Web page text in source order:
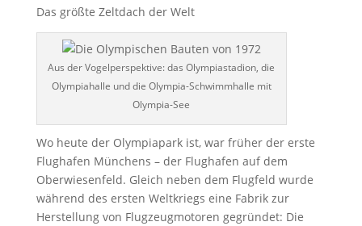
Das größte Zeltdach der Welt
Aus der Vogelperspektive: das Olympiastadion, die
Olympiahalle und die Olympia-Schwimmhalle mit
Olympia-See
Wo heute der Olympiapark ist, war früher der erste
Flughafen Münchens – der Flughafen auf dem
Oberwiesenfeld. Gleich neben dem Flugfeld wurde
während des ersten Weltkriegs eine Fabrik zur
Herstellung von Flugzeugmotoren gegründet: Die